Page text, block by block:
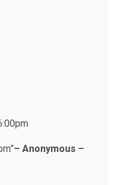
– Anonymous –